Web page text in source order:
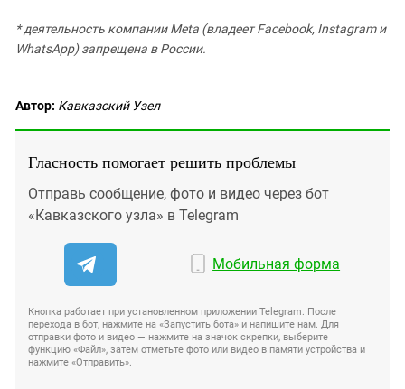
* деятельность компании Meta (владеет Facebook, Instagram и
WhatsApp) запрещена в России.
Автор: Кавказский Узел
Гласность помогает решить проблемы
Отправь сообщение, фото и видео через бот
«Кавказского узла» в Telegram
Мобильная форма
Кнопка работает при установленном приложении Telegram. После
перехода в бот, нажмите на «Запустить бота» и напишите нам. Для
отправки фото и видео — нажмите на значок скрепки, выберите
функцию «Файл», затем отметьте фото или видео в памяти устройства и
нажмите «Отправить».